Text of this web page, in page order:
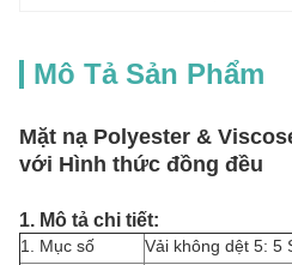
Mô Tả Sản Phẩm
Mặt nạ Polyester &
với Hình thức đồng đều
1. Mô tả chi tiết:
1. Mục số
Vải không dệt 5: 5